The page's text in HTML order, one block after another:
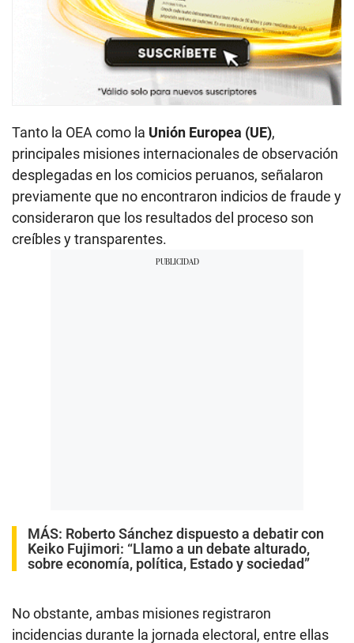
Tanto la OEA como la Unión Europea (UE),
principales misiones internacionales de observación
desplegadas en los comicios peruanos, señalaron
previamente que no encontraron indicios de fraude y
consideraron que los resultados del proceso son
creíbles y transparentes.
MÁS: Roberto Sánchez dispuesto a debatir con
Keiko Fujimori: “Llamo a un debate alturado,
sobre economía, política, Estado y sociedad”
No obstante, ambas misiones registraron
incidencias durante la jornada electoral, entre ellas